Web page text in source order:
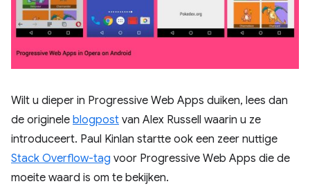
Wilt u dieper in Progressive Web Apps duiken, lees dan
de originele blogpost van Alex Russell waarin u ze
introduceert. Paul Kinlan startte ook een zeer nuttige
Stack Overflow-tag voor Progressive Web Apps die de
moeite waard is om te bekijken.